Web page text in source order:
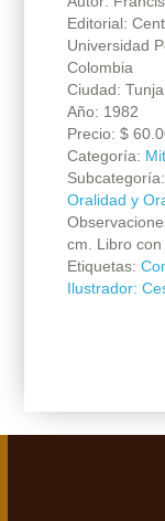
Editorial:
Universidad
Colombia
Ciudad: Tunja
Año: 1982
Precio: $
Categoría:
Subcategoría:
Oralidad y
cm. Libro
Etiquetas:
Ilustrador: